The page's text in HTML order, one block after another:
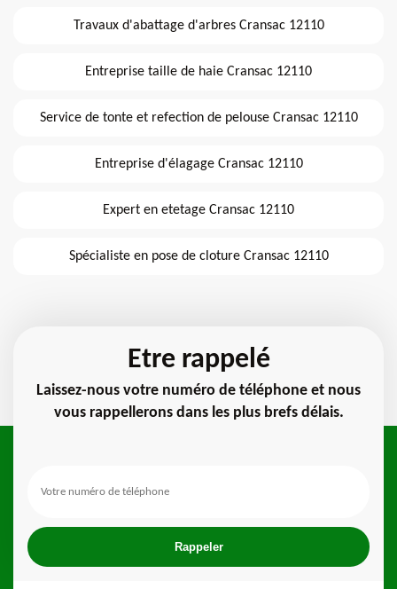
Travaux d'abattage d'arbres Cransac 12110
Entreprise taille de haie Cransac 12110
Service de tonte et refection de pelouse Cransac 12110
Entreprise d'élagage Cransac 12110
Expert en etetage Cransac 12110
Spécialiste en pose de cloture Cransac 12110
Etre rappelé
Laissez-nous votre numéro de téléphone et nous
vous rappellerons dans les plus brefs délais.